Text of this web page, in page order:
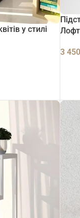
у стилі
3